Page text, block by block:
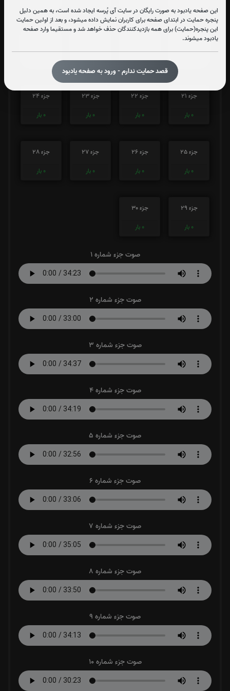
این صفحه یادبود به صورت رایگان در سایت آی پُرسه ایجاد شده است، به همین دلیل
پنجره حمایت در ابتدای صفحه برای کاربران نمایش داده میشود، و بعد از اولین حمایت
این پنجره(حمایت) برای همه بازدیدکنندگان حذف خواهد شد و مستقیما وارد صفحه
یادبود میشوند.
قصد حمایت ندارم - ورود به صفحه یادبود
جزء 17
0بار
0بار
جزء 21
0 بار
جزء 22
0 بار
جزء 23
0 بار
جزء 24
0 بار
جزء 25
0 بار
جزء 26
0 بار
جزء 27
0 بار
جزء 28
0 بار
جزء 29
0 بار
جزء 30
0 بار
صوت جزء شماره 1
صوت جزء شماره 2
صوت جزء شماره 3
صوت جزء شماره 4
صوت جزء شماره 5
صوت جزء شماره 6
صوت جزء شماره 7
صوت جزء شماره 8
صوت جزء شماره 9
صوت جزء شماره 10